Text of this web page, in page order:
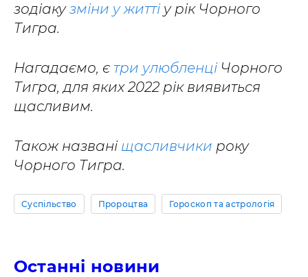
зодіакузміни у житті у рік Чорного
Тигра.
Нагадаємо, є три улюбленці Чорного
Тигра, для яких 2022 рік виявиться
щасливим.
Також названі щасливчики року
Чорного Тигра.
Суспільство Пророцтва Гороскоп та астрологія
Останні новини